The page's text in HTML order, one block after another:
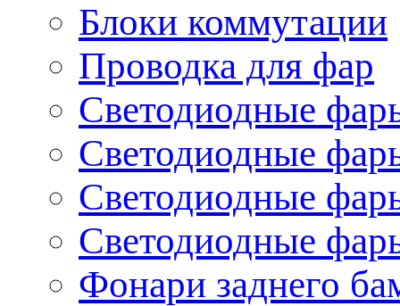
Блоки коммутации
Проводка для фар
Светодиодные
Светодиодные
Светодиодные
Светодиодные
Фонари заднего